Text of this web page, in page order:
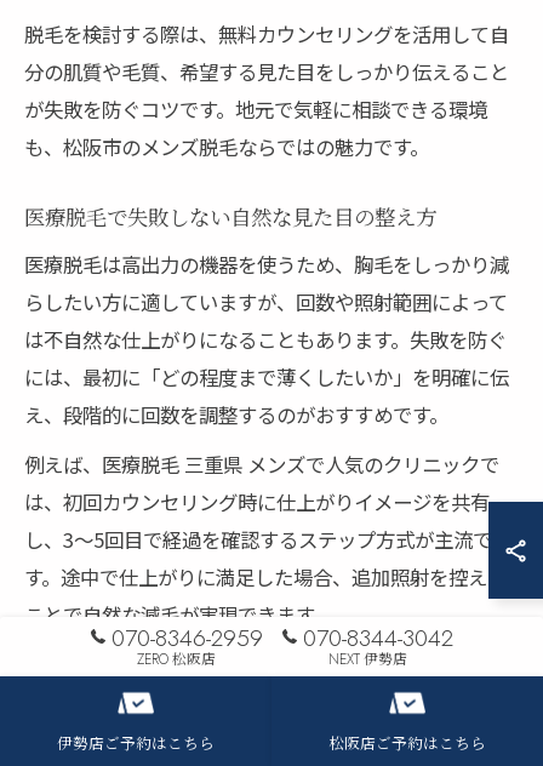
脱毛を検討する際は、無料カウンセリングを活用して自
分の肌質や毛質、希望する見た目をしっかり伝えること
が失敗を防ぐコツです。地元で気軽に相談できる環境
も、松阪市のメンズ脱毛ならではの魅力です。
医療脱毛で失敗しない自然な見た目の整え方
医療脱毛は高出力の機器を使うため、胸毛をしっかり減
らしたい方に適していますが、回数や照射範囲によって
は不自然な仕上がりになることもあります。失敗を防ぐ
には、最初に「どの程度まで薄くしたいか」を明確に伝
え、段階的に回数を調整するのがおすすめです。
例えば、医療脱毛 三重県 メンズで人気のクリニックで
は、初回カウンセリング時に仕上がりイメージを共有
し、3～5回目で経過を確認するステップ方式が主流で
す。途中で仕上がりに満足した場合、追加照射を控える
ことで自然な減毛が実現できます。
また、医療脱毛は効果が高い分、肌への刺激や赤みが出
やすい点も。施術後のアフターケアや保湿、紫外線対策
をしっかり行い、肌トラブルを防ぐことが大切です。
070-8346-2959
ZERO 松阪店
070-8344-3042
NEXT 伊勢店
伊勢店ご予約はこちら 松阪店ご予約はこちら